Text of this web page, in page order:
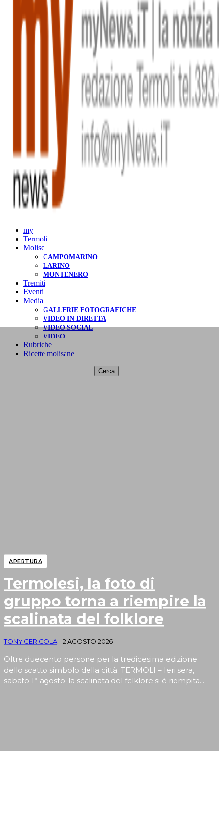
my
Termoli
Molise
CAMPOMARINO
LARINO
MONTENERO
Tremiti
Eventi
Media
GALLERIE FOTOGRAFICHE
VIDEO IN DIRETTA
VIDEO SOCIAL
VIDEO
Rubriche
Ricette molisane
APERTURA
Termolesi, la foto di
gruppo torna a riempire la
scalinata del folklore
TONY CERICOLA-2 AGOSTO 2026
Oltre duecento persone per la tredicesima edizione
dello scatto simbolo della città. TERMOLI – Ieri sera,
sabato 1° agosto, la scalinata del folklore si è riempita...